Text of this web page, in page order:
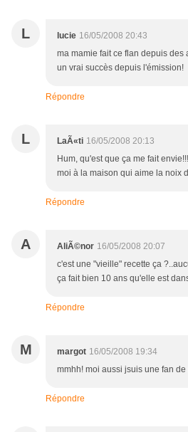
L lucie 16/05/2008 20:43
ma mamie fait ce flan depuis des
un vrai succès depuis l'émission!
Répondre
L LaÃ«ti 16/05/2008 20:13
Hum, qu'est que ça me fait
moi à la maison qui aime la noix
Répondre
A AliÃ©nor 16/05/2008 20:07
c'est une "vieille" recette ça
ça fait bien 10 ans qu'elle est
Répondre
M margot 16/05/2008 19:34
mmhh! moi aussi jsuis une fan
Répondre